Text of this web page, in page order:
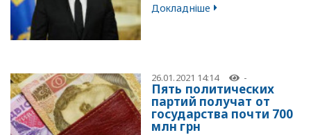
Докладніше
26.01.2021 14:14 -
Пять политических
партий получат от
государства почти 700
млн грн